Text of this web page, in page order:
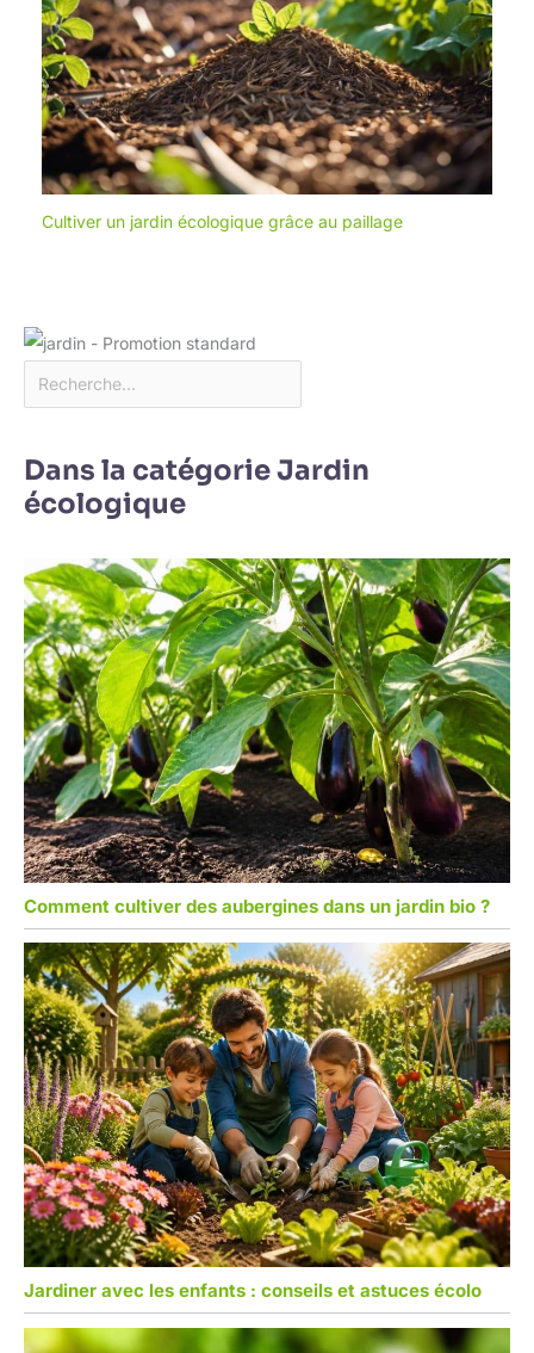
Cultiver un jardin écologique grâce au paillage
Dans la catégorie Jardin
écologique
Comment cultiver des aubergines dans un jardin bio ?
Jardiner avec les enfants : conseils et astuces écolo